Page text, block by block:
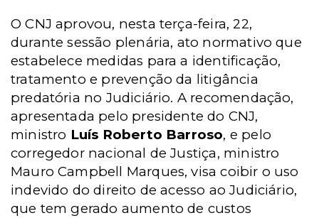
O CNJ aprovou, nesta terça-feira, 22,
durante sessão plenária, ato normativo que
estabelece medidas para a identificação,
tratamento e prevenção da litigância
predatória no Judiciário. A recomendação,
apresentada pelo presidente do CNJ,
ministro Luís Roberto Barroso, e pelo
corregedor nacional de Justiça, ministro
Mauro Campbell Marques, visa coibir o uso
indevido do direito de acesso ao Judiciário,
que tem gerado aumento de custos